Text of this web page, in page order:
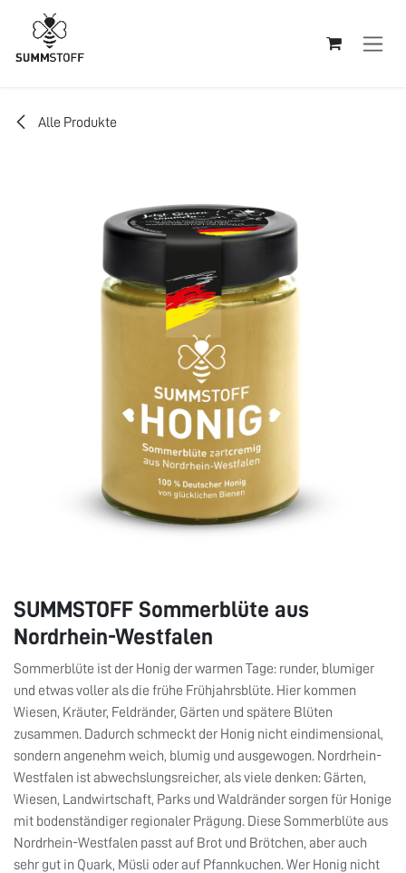
Zum Inhalt springen
Alle Produkte
SUMMSTOFF Sommerblüte aus
Nordrhein-Westfalen
Sommerblüte ist der Honig der warmen Tage: runder, blumiger
und etwas voller als die frühe Frühjahrsblüte. Hier kommen
Wiesen, Kräuter, Feldränder, Gärten und spätere Blüten
zusammen. Dadurch schmeckt der Honig nicht eindimensional,
sondern angenehm weich, blumig und ausgewogen. Nordrhein-
Westfalen ist abwechslungsreicher, als viele denken: Gärten,
Wiesen, Landwirtschaft, Parks und Waldränder sorgen für Honige
mit bodenständiger regionaler Prägung. Diese Sommerblüte aus
Nordrhein-Westfalen passt auf Brot und Brötchen, aber auch
sehr gut in Quark, Müsli oder auf Pfannkuchen. Wer Honig nicht